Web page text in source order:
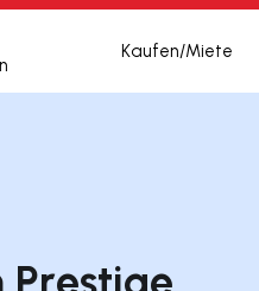
Kaufen/Miete